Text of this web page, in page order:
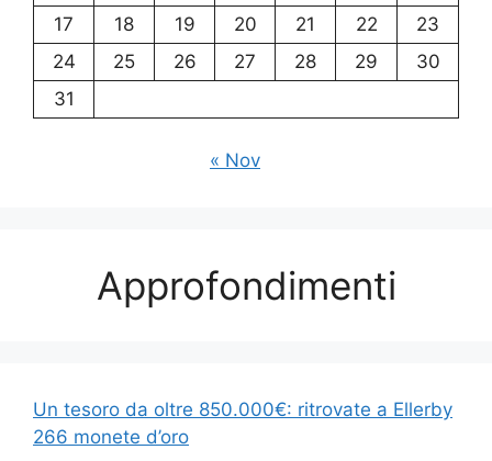
17
18 19 20 21 22
23
24
25 26 27 28 29
30
31
« Nov
Approfondimenti
Un tesoro da oltre 850.000€: ritrovate a Ellerby
266 monete d’oro